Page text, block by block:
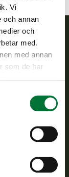
Vi
och annan
och
med.
med annan
som de har